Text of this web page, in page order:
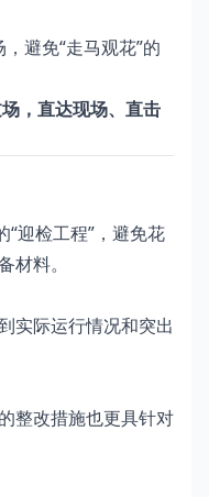
避免“走马观花”的
，直达现场、直击
“迎检工程”，避免花
材料。
实际运行情况和突出
整改措施也更具针对